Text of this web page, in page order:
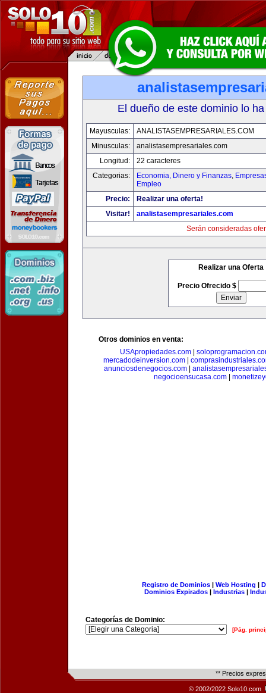
El dueño de este dominio lo
Mayusculas:
ANALISTASEMPRESARIALES.COM
Minusculas:
analistasempresariales.com
Longitud:
22 caracteres
Categorias:
Economia, Dinero y Finanzas,
Empleo
Precio:
Realizar una oferta!
Visitar!
analistasempresariales.com
Serán consideradas
Realizar una Oferta
Precio Ofrecido $
Otros dominios en venta:
USApropiedades.com
mercadodeinversion.com
anunciosdenegocios.com|
negocioensucasa.com|
Registro de Dominios| Web Hosting |
Dominios Expirados | Industrias |
Categorías de Dominio:
[Pág.
** Precios
© 2002/2022 Solo10.com